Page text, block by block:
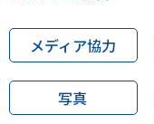
メディア協力
写真